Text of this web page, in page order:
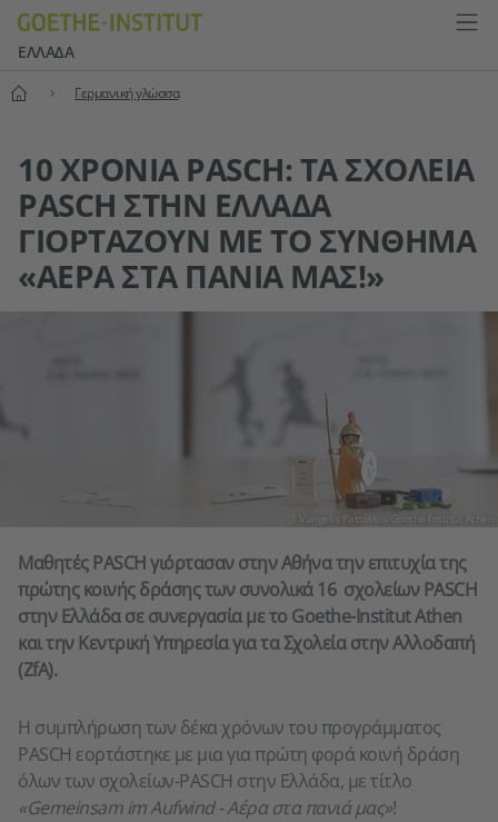
ΕΛΛΆΔΑ
Αρχική
Γερμανική γλώσσα
10 ΧΡΌΝΙΑ PASCH: ΤΑ ΣΧΟΛΕΙΑ
PASCH ΣΤΗΝ ΕΛΛΑΔΑ
ΓΙΟΡΤΑΖΟΥΝ ΜΕ ΤΟ ΣΥΝΘΗΜΑ
«ΑΕΡΑ ΣΤΑ ΠΑΝΙΑ ΜΑΣ!»
@ Vangelis Patsialos/Goethe-Institut Athen
Μαθητές PASCH γιόρτασαν στην Αθήνα την επιτυχία της
πρώτης κοινής δράσης των συνολικά 16 σχολείων PASCH
στην Ελλάδα σε συνεργασία με το Goethe-Institut Athen
και την Κεντρική Υπηρεσία για τα Σχολεία στην Αλλοδαπή
(ZfA).
Η συμπλήρωση των δέκα χρόνων του προγράμματος
PASCH εορτάστηκε με μια για πρώτη φορά κοινή δράση
όλων των σχολείων-PASCH στην Ελλάδα, με τίτλο
«Gemeinsam im Aufwind - Αέρα στα πανιά μας»!